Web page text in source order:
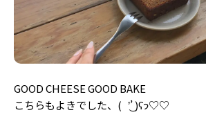
GOOD CHEESE GOOD BAKE
こちらもよきでした、( ’͜’ )ʕ𐭩♡♡